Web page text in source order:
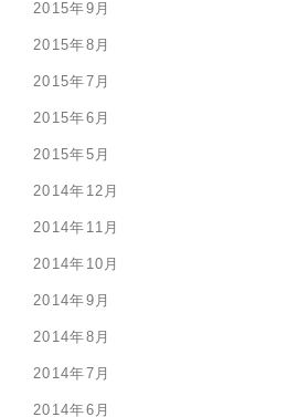
2015年9月
2015年8月
2015年7月
2015年6月
2015年5月
2014年12月
2014年11月
2014年10月
2014年9月
2014年8月
2014年7月
2014年6月